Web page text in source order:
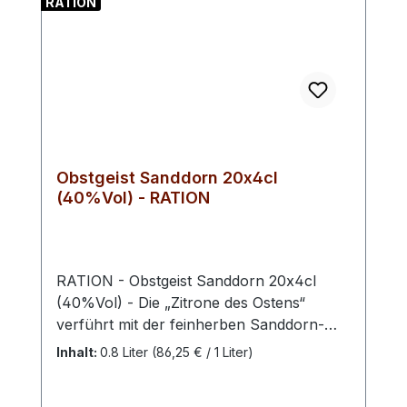
Grog-ähnliches Heißgetränk) verwendet.
Obstgeist Sanddorn 20x4cl
(40%Vol) - RATION
RATION - Obstgeist Sanddorn 20x4cl
(40%Vol) - Die „Zitrone des Ostens“
verführt mit der feinherben Sanddorn-
Fruchtnote. Unser Sanddorn-Geist ist
Inhalt: 0.8 Liter (86,25 € / 1 Liter)